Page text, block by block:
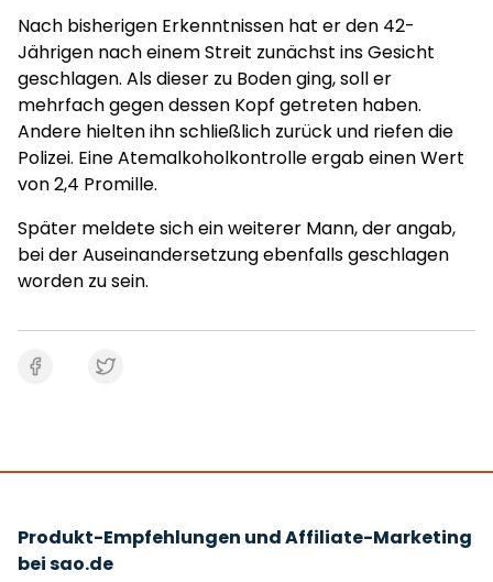
Nach bisherigen Erkenntnissen hat er den 42-
Jährigen nach einem Streit zunächst ins Gesicht
geschlagen. Als dieser zu Boden ging, soll er
mehrfach gegen dessen Kopf getreten haben.
Andere hielten ihn schließlich zurück und riefen die
Polizei. Eine Atemalkoholkontrolle ergab einen Wert
von 2,4 Promille.
Später meldete sich ein weiterer Mann, der angab,
bei der Auseinandersetzung ebenfalls geschlagen
worden zu sein.
Produkt-Empfehlungen und Affiliate-Marketing
bei sao.de